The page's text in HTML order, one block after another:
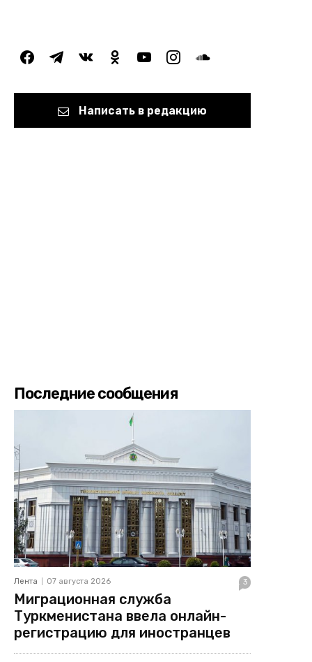
facebooktelegramvkontakteodnoklassniki
youtubeinstagramsoundcloud
Написать в редакцию
Последние сообщения
Лента 07 августа 2026 3
Миграционная служба
Туркменистана ввела онлайн-
регистрацию для иностранцев